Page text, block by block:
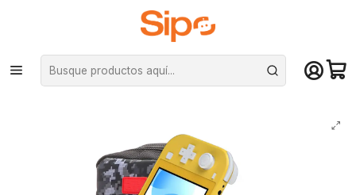
¡Compra hasta mediodía y recibe hoy! De lunes a sábado en el gran
Santiago. Envío gratis desde $29.990
Inicio Otras categorías Bolsos y fundas
Bolso de hombro Iplay para Nintendo Switch - Camuflado